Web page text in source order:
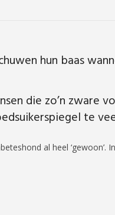
hun baas
die zo’n zware
te
al heel